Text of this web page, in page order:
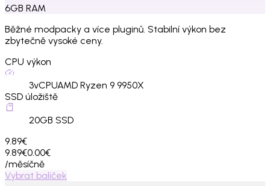
6GB RAM
Běžné modpacky a více pluginů. Stabilní výkon bez
zbytečně vysoké ceny.
CPU výkon
3vCPUAMD Ryzen 9 9950X
SSD úložiště
20GB SSD
9.89€
9.89€0.00€
/měsíčně
Vybrat balíček